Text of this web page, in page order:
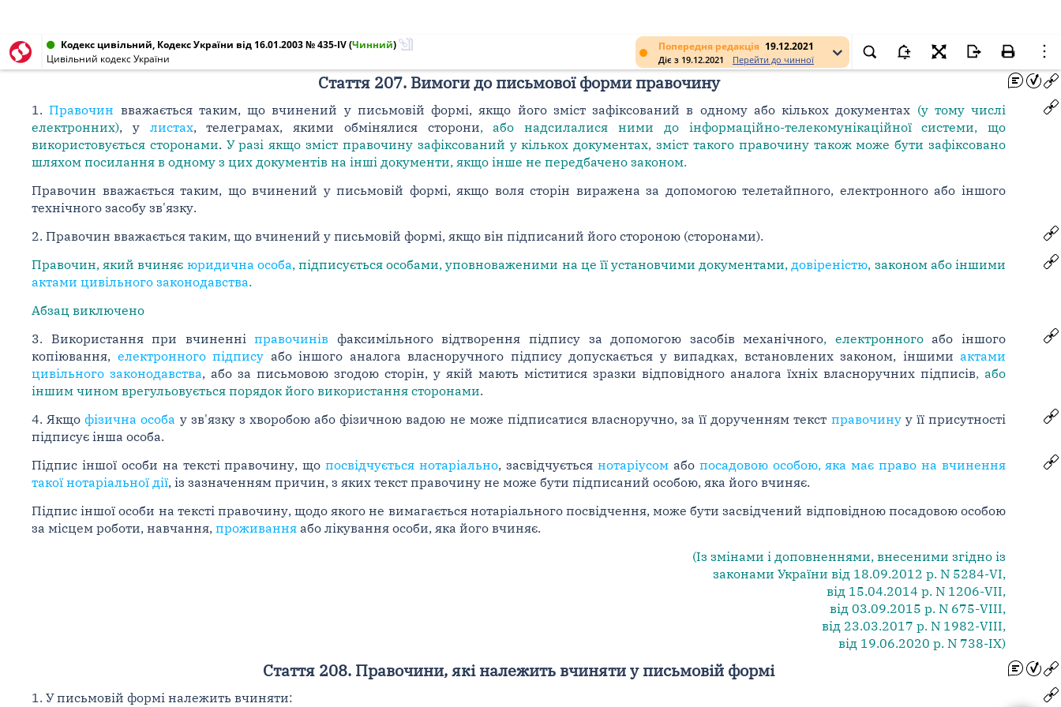
Попередня редакція 19.12.2021
Діє з 19.12.2021 Перейти до чинної
Кодекс цивільний, Кодекс України від 16.01.2003 № 435-IV(Чинний)
Цивільний кодекс України